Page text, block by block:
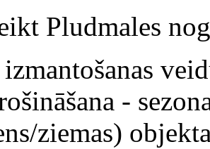
Pludmales
-
ziemas)